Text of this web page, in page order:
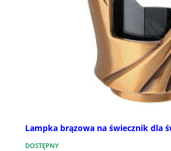
Lampka brązowa na świecznik dla
DOSTĘPNY